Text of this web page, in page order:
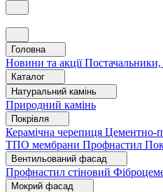
Головна
Новини та акції
Каталог
Натуральний камінь
Природний камінь
Покрівля
Керамічна черепиця Цементно-
ТПО мембрани Профнастил
Вентильований фасад
Профнастил стіновий
Мокрий фасад